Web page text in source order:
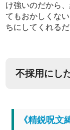
け強いのだから
てもおかしくない
ちにしてくれるだ
不採用にし
《精鋭呪文